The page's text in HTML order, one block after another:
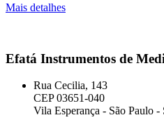
Mais detalhes
Efatá Instrumentos de
Rua Cecilia, 143
CEP 03651-040
Vila Esperança - São Paulo -